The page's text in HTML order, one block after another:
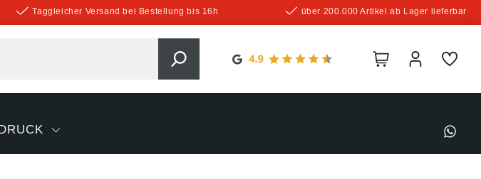
Taggleicher Versand bei Bestellung bis 16h über 200.000 Artikel ab Lager lieferbar